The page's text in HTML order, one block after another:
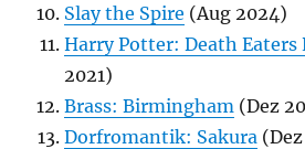
Slay the Spire (Aug 2024)
Harry Potter: Death Eaters
2021)
Brass: Birmingham (Dez
Dorfromantik: Sakura